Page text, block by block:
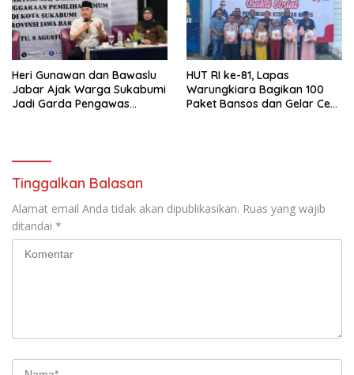
Heri Gunawan dan Bawaslu
Jabar Ajak Warga Sukabumi
Jadi Garda Pengawas
HUT RI ke-81, Lapas
Warungkiara Bagikan 100
Paket Bansos dan Gelar Cek
Tinggalkan Balasan
Alamat email Anda tidak akan dipublikasikan. Ruas yang wajib
ditandai *